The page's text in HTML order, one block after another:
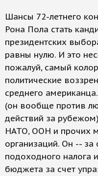
Шансы 72-летнего
Рона Пола стать
президентских
равны нулю. И это
пожалуй, самый
политические
среднего
(он вообще против
действий за
НАТО, ООН и прочих
организаций. Он --
подоходного налога
бюджета за счет